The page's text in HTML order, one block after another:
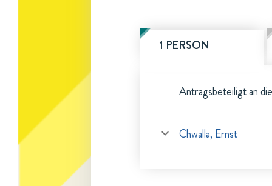
1 PERSON
Antragsbeteiligt an
Chwalla, Ernst